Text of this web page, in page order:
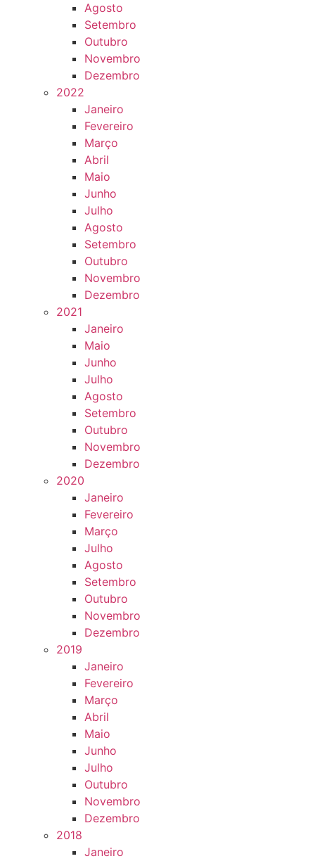
Agosto
Setembro
Outubro
Novembro
Dezembro
2022
Janeiro
Fevereiro
Março
Abril
Maio
Junho
Julho
Agosto
Setembro
Outubro
Novembro
Dezembro
2021
Janeiro
Maio
Junho
Julho
Agosto
Setembro
Outubro
Novembro
Dezembro
2020
Janeiro
Fevereiro
Março
Julho
Agosto
Setembro
Outubro
Novembro
Dezembro
2019
Janeiro
Fevereiro
Março
Abril
Maio
Junho
Julho
Outubro
Novembro
Dezembro
2018
Janeiro